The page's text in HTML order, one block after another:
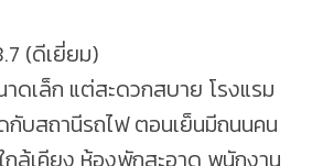
(ดีเยี่ยม)
าดเล็ก แต่สะดวกสบาย โรงแรม
กับสถานีรถไฟ ตอนเย็นมีถนนคน
กล้เคียง ห้องพักสะอาด พนักงาน